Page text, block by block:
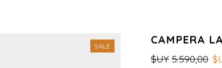
SALE CAMPERA
$UY 5.590,00